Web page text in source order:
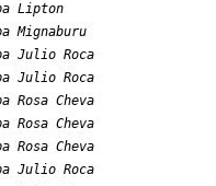
Lipton
Mignaburu
Julio Roca
Julio Roca
Rosa Cheva
Rosa Cheva
Rosa Cheva
Julio Roca